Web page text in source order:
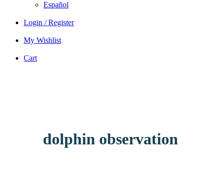
Español
Login / Register
My Wishlist
Cart
dolphin observation